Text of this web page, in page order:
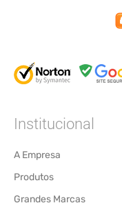
Institucional
A Empresa
Produtos
Grandes Marcas